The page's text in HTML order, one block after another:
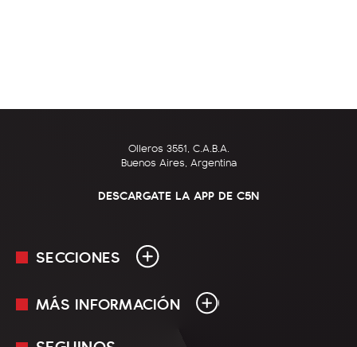
Olleros 3551, C.A.B.A.
Buenos Aires, Argentina
DESCARGATE LA APP DE C5N
SECCIONES
En Vivo
MÁS INFORMACIÓN